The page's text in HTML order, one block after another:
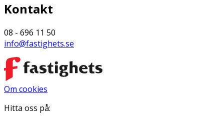
Kontakt
08 - 696 11 50
info@fastighets.se
Om cookies
Hitta oss på: